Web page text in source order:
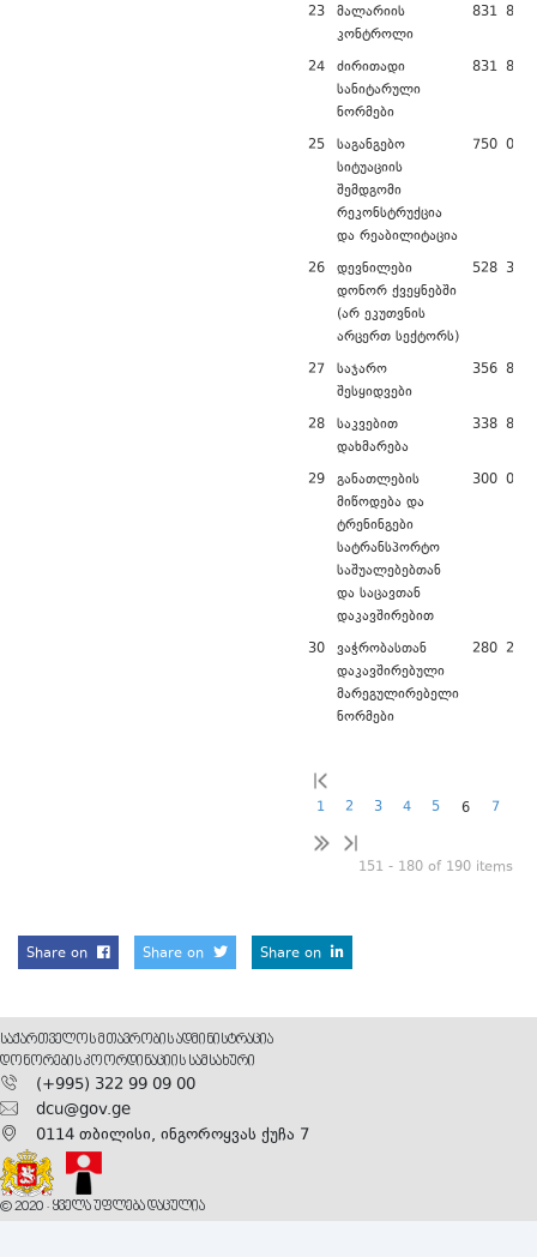
23 მალარიის
კონტროლი
831
24 ძირითადი
სანიტარული
ნორმები
831
25 საგანგებო
სიტუაციის
შემდგომი
რეკონსტრუქცია
და რეაბილიტაცია
750
26 დევნილები
დონორ ქვეყნებში
(არ ეკუთვნის
არცერთ სექტორს)
528
27 საჯარო
შესყიდვები
356
28 საკვებით
დახმარება
338
29 განათლების
მიწოდება და
ტრენინგები
სატრანსპორტო
საშუალებებთან
და საცავთან
დაკავშირებით
300
30 ვაჭრობასთან
დაკავშირებული
მარეგულირებელი
ნორმები
280
1 2 3 4 5 6 7
151 - 180 of 190 items
Share on Share on Share on
ᲡᲐᲥᲐᲠᲗᲕᲔᲚᲝᲡ ᲛᲗᲐᲕᲠᲝᲑᲘᲡ ᲐᲓᲛᲘᲜᲘᲡᲢᲠᲐᲪᲘᲐ
ᲓᲝᲜᲝᲠᲔᲑᲘᲡ ᲙᲝᲝᲠᲓᲘᲜᲐᲪᲘᲘᲡ ᲡᲐᲛᲡᲐᲮᲣᲠᲘ
(+995) 322 99 09 00
dcu@gov.ge
0114 თბილისი, ინგოროყვას ქუჩა 7
© 2020 · ᲧᲕᲔᲚᲐ ᲣᲤᲚᲔᲑᲐ ᲓᲐᲪᲣᲚᲘᲐ